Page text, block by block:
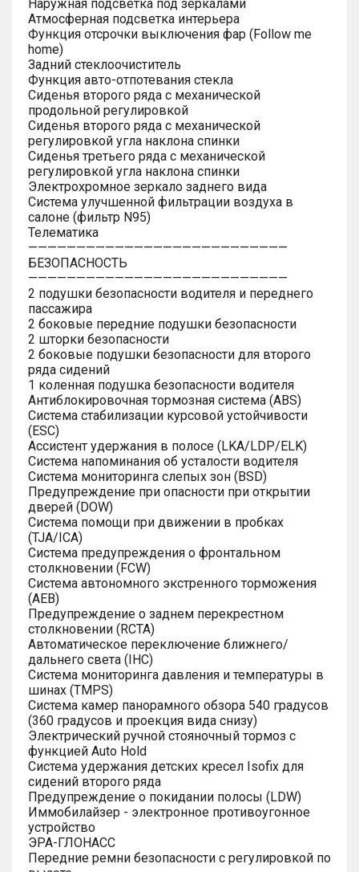
Наружная подсветка под зеркалами
Атмосферная подсветка интерьера
Функция отсрочки выключения фар (Follow me
home)
Задний стеклоочиститель
Функция авто-отпотевания стекла
Сиденья второго ряда с механической
продольной регулировкой
Сиденья второго ряда с механической
регулировкой угла наклона спинки
Сиденья третьего ряда с механической
регулировкой угла наклона спинки
Электрохромное зеркало заднего вида
Система улучшенной фильтрации воздуха в
салоне (фильтр N95)
Телематика
———————————————————————————
БЕЗОПАСНОСТЬ
———————————————————————————
2 подушки безопасности водителя и переднего
пассажира
2 боковые передние подушки безопасности
2 шторки безопасности
2 боковые подушки безопасности для второго
ряда сидений
1 коленная подушка безопасности водителя
Антиблокировочная тормозная система (ABS)
Система стабилизации курсовой устойчивости
(ESC)
Ассистент удержания в полосе (LKA/LDP/ELK)
Система напоминания об усталости водителя
Система мониторинга слепых зон (BSD)
Предупреждение при опасности при открытии
дверей (DOW)
Система помощи при движении в пробках
(TJA/ICA)
Система предупреждения о фронтальном
столкновении (FCW)
Система автономного экстренного торможения
(AEB)
Предупреждение о заднем перекрестном
столкновении (RCTA)
Автоматическое переключение ближнего/
дальнего света (IHC)
Система мониторинга давления и температуры в
шинах (TMPS)
Система камер панорамного обзора 540 градусов
(360 градусов и проекция вида снизу)
Электрический ручной стояночный тормоз с
функцией Auto Hold
Система удержания детских кресел Isofix для
сидений второго ряда
Предупреждение о покидании полосы (LDW)
Иммобилайзер - электронное противоугонное
устройство
ЭРА-ГЛОНАСС
Передние ремни безопасности с регулировкой по